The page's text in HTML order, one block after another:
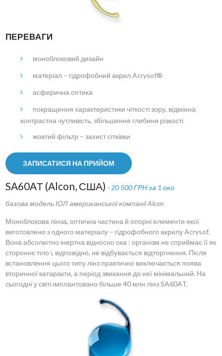
ПЕРЕВАГИ
моноблоковий дизайн
матеріал – гідрофобний акрил Acrysof®
асферична оптика
покращення характеристики чіткості зору, відмінна
контрастна чутливість, збільшення глибини різкості
жовтий фільтр – захист сітківки
ЗАПИСАТИСЯ НА ПРИЙОМ
SA60AТ (Alcon, США) - 20 500 ГРН за 1 око
базова модель ІОЛ американської компанії Alcon
Моноблокова лінза, оптична частина й опорні елементи якої
виготовлено з одного матеріалу – гідрофобного акрилу Acrysof.
Вона абсолютно інертна відносно ока : організм не сприймає її як
стороннє тіло і, відповідно, не відбувається відторгнення. Після
встановлення цього типу лінз практично виключається поява
вторинної катаракти, а період звикання до неї мінімальний. На
сьогодні у світі імплантовано більше 40 млн лінз SA60AT.